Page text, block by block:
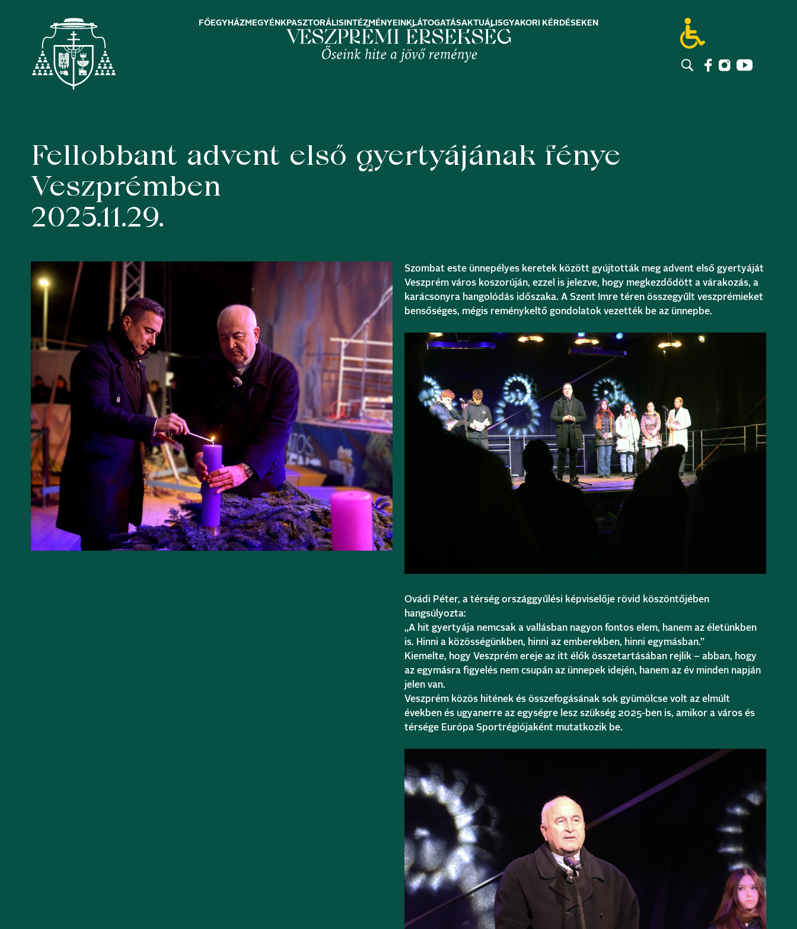
FŐEGYHÁZMEGYÉNK PASZTORÁLIS INTÉZMÉNYEINK LÁTOGATÁSAKTUÁLISGYAKORI KÉRDÉSEK EN
Fellobbant advent első gyertyájának fénye
Veszprémben
2025.11.29.
Szombat este ünnepélyes keretek között gyújtották meg advent első gyertyáját
Veszprém város koszorúján, ezzel is jelezve, hogy megkezdődött a várakozás, a
karácsonyra hangolódás időszaka. A Szent Imre téren összegyűlt veszprémieket
bensőséges, mégis reménykeltő gondolatok vezették be az ünnepbe.
Ovádi Péter, a térség országgyűlési képviselője rövid köszöntőjében
hangsúlyozta:
„A hit gyertyája nemcsak a vallásban nagyon fontos elem, hanem az életünkben
is. Hinni a közösségünkben, hinni az emberekben, hinni egymásban.”
Kiemelte, hogy Veszprém ereje az itt élők összetartásában rejlik – abban, hogy
az egymásra figyelés nem csupán az ünnepek idején, hanem az év minden napján
jelen van.
Veszprém közös hitének és összefogásának sok gyümölcse volt az elmúlt
években és ugyanerre az egységre lesz szükség 2025-ben is, amikor a város és
térsége Európa Sportrégiójaként mutatkozik be.